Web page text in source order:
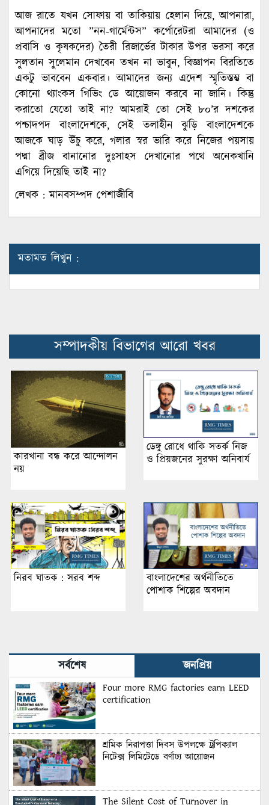
আজ রাতে যখন সোফায় বা তাকিয়ায় হেলান দিয়ে, আপনারা,
আপনাদের মতো ”নন-গার্মেন্টস” কর্পোরেটরা আমাদের (ও
প্রবাসি ও কৃষকদের) তৈরী রিজার্ভের টাকার উপর ভরসা করে
সুলতান সুলেমান দেখবেন তখন না ভাবুন, বিজ্ঞাপন বিরতিতে
একটু ভাববেন একবার। আমাদের জন্য এদেশ স্মৃতিস্তম্ভ বা
কোনো থ্যাংকস গিভিং ডে আয়োজন করবে না জানি। কিন্তু
করাতো যেতো তাই না? আমরাই তো সেই ৮০’র দশকের
পশ্চাদপদ বাংলাদেশকে, সেই তলাহীন ঝুড়ি বাংলাদেশকে
আজকে ঘাড় উঁচু করে, গলার স্বর ভারি করে নিজের পয়সায়
পদ্মা ব্রীজ বানানোর দুঃসাহস দেখানোর পথে অনেকখানি
এগিয়ে দিয়েছি তাই না?
লেখক : মানবসম্পদ পেশাজীবি
মতামত লিখুন :
সম্পাদকীয় বিভাগের আরো খবর
কারখানা বন্ধ করে আন্দোলন
নয়
ডেঙ্গু রোধে থাকি সতর্ক নিজ
ও প্রিয়জনের সুরক্ষা অনিবার্য
নিরব ঘাতক : সরব শব্দ
বাংলাদেশের অর্থনীতিতে
পোশাক শিল্পের অবদান
সর্বশেষ জনপ্রিয়
Four more RMG factories earn LEED
certification
শ্রমিক নিরাপত্তা দিবস উপলক্ষে ট্রপিক্যাল
নিটেক্স লিমিটেডে বর্ণাঢ্য আয়োজন
The Silent Cost of Turnover in